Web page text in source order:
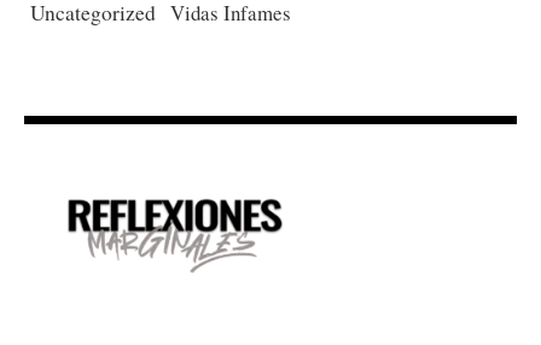
Uncategorized Vidas Infames